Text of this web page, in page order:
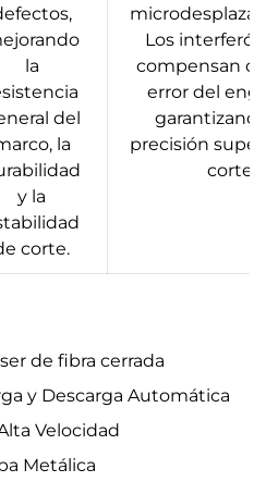
la
del
la
y la
corte.
Los
compensan
error del
precisión
corte.
de fibra cerrada
y Descarga Automática
Velocidad
Metálica